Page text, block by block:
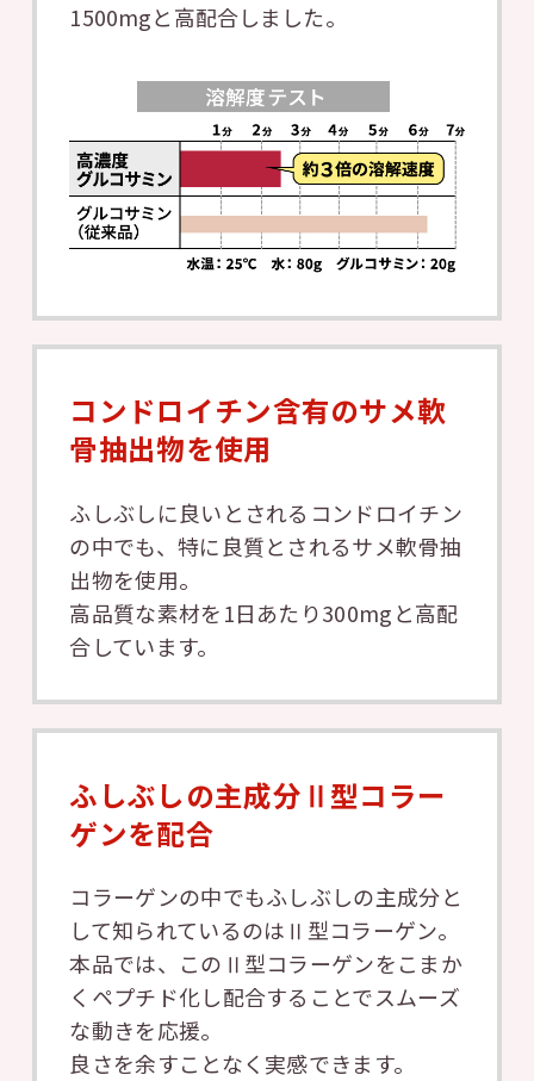
1500mgと高配合しました。
コンドロイチン含有のサメ軟
骨抽出物を使用
ふしぶしに良いとされるコンドロイチン
の中でも、特に良質とされるサメ軟骨抽
出物を使用。
高品質な素材を1日あたり300mgと高配
合しています。
ふしぶしの主成分Ⅱ型コラー
ゲンを配合
コラーゲンの中でもふしぶしの主成分と
して知られているのはⅡ型コラーゲン。
本品では、このⅡ型コラーゲンをこまか
くペプチド化し配合することでスムーズ
な動きを応援。
良さを余すことなく実感できます。